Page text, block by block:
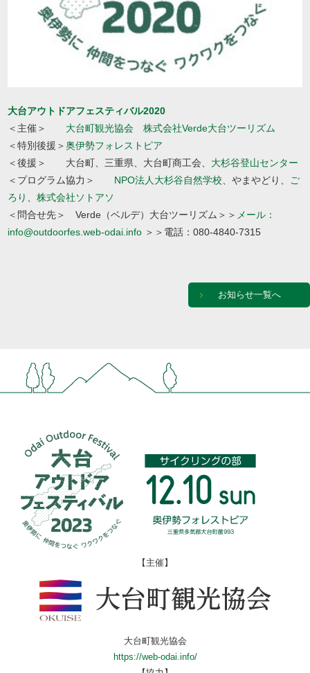
大台アウトドアフェスティバル2020
＜主催＞ 大台町観光協会
株式会社Verde大台ツーリズム
＜特別後援＞奥伊勢フォレストピア
＜後援＞ 大台町、三重県、大台町商工会、 大杉谷登山センター
＜プログラム協力＞ NPO法人大杉谷自然学校 、やまやどり、
ご
ろり
、株式会社ソトアソ
＜問合せ先＞ Verde（ベルデ）大台ツーリズム＞＞ メール：
info@outdoorfes.web-odai.info ＞＞電話：080-4840-7315
お知らせ一覧へ
【主催】
大台町観光協会
https://web-odai.info/